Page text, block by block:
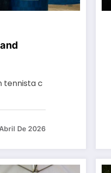
tennista c
De 2026